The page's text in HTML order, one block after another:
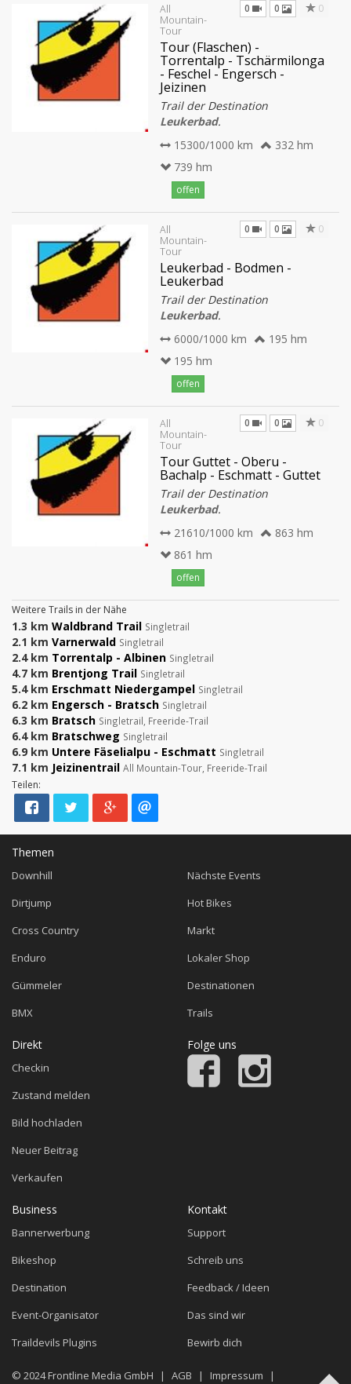
All
Mountain-
Tour
0 0 0
Tour (Flaschen) -
Torrentalp - Tschärmilonga
- Feschel - Engersch -
Jeizinen
Trail der Destination
Leukerbad.
15300/1000 km
332 hm
739 hm
offen
All
Mountain-
Tour
0 0 0
Leukerbad - Bodmen -
Leukerbad
Trail der Destination
Leukerbad.
6000/1000 km
195 hm
195 hm
offen
All
Mountain-
Tour
0 0 0
Tour Guttet - Oberu -
Bachalp - Eschmatt - Guttet
Trail der Destination
Leukerbad.
21610/1000 km
863 hm
861 hm
offen
Weitere Trails in der Nähe
1.3 km Waldbrand Trail Singletrail
2.1 km Varnerwald Singletrail
2.4 km Torrentalp - Albinen Singletrail
4.7 km Brentjong Trail Singletrail
5.4 km Erschmatt Niedergampel Singletrail
6.2 km Engersch - Bratsch Singletrail
6.3 km Bratsch Singletrail, Freeride-Trail
6.4 km Bratschweg Singletrail
6.9 km Untere Fäselialpu - Eschmatt Singletrail
7.1 km Jeizinentrail All Mountain-Tour, Freeride-Trail
Teilen:
Themen
Downhill
Dirtjump
Cross Country
Enduro
Gümmeler
BMX
Nächste Events
Hot Bikes
Markt
Lokaler Shop
Destinationen
Trails
Direkt
Checkin
Zustand melden
Bild hochladen
Neuer Beitrag
Verkaufen
Folge uns
Business
Bannerwerbung
Bikeshop
Destination
Event-Organisator
Traildevils Plugins
Kontakt
Support
Schreib uns
Feedback / Ideen
Das sind wir
Bewirb dich
© 2024Frontline Media GmbH | AGB | Impressum
|